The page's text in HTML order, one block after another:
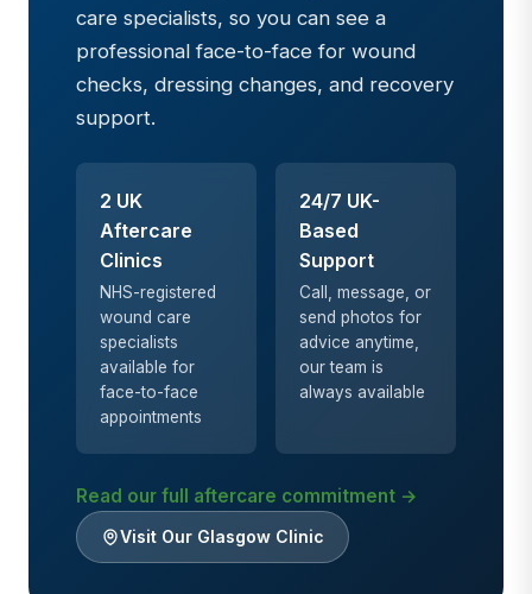
care specialists, so you can see a
professional face-to-face for wound
checks, dressing changes, and recovery
support.
2 UK
Aftercare
Clinics
NHS-registered
wound care
specialists
available for
face-to-face
appointments
24/7 UK-
Based
Support
Call, message, or
send photos for
advice anytime,
our team is
always available
Read our full aftercare commitment →
Visit Our Glasgow Clinic